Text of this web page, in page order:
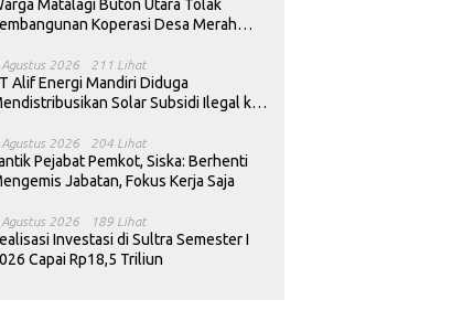
Matalagi Buton Utara Tolak
Koperasi Desa Merah
Agustus 2026 211 Lihat
Alif Energi Mandiri Diduga
Solar Subsidi Ilegal ke
2026 204 Lihat
Pejabat Pemkot, Siska: Berhenti
Jabatan, Fokus Kerja Saja
2026 189 Lihat
Investasi di Sultra Semester I
Capai Rp18,5 Triliun